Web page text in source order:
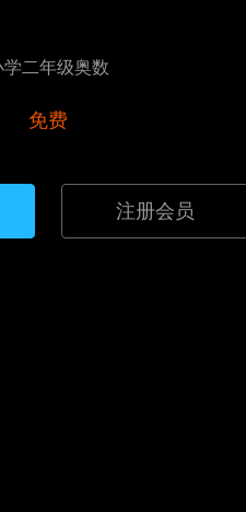
学二年级奥数
免费
注册会员